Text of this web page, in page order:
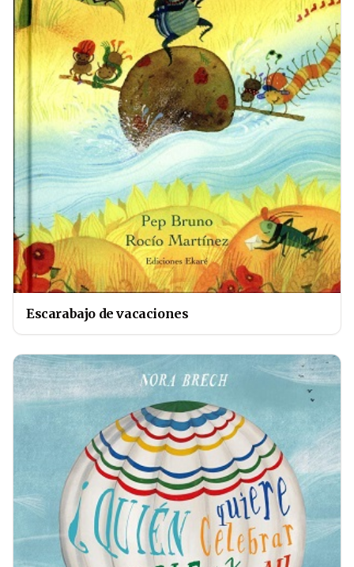
Escarabajo de vacaciones